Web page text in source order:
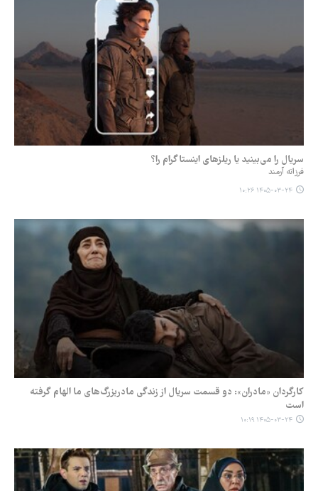
سریال را می‌بینید یا ریلزهای اینستاگرام را؟
فرزانه آرمند
۱۴۰۵-۰۳-۲۴ ۱۰:۲۶
کارگردان «مادران»: دو قسمت سریال از زندگی مادربزرگ‌های ما الهام گرفته
است
۱۴۰۵-۰۳-۲۴ ۱۰:۱۹